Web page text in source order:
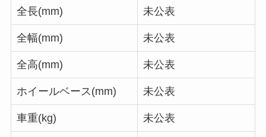
全長(mm) 未公表
全幅(mm) 未公表
全高(mm) 未公表
ホイールベース(mm) 未公表
車重(kg) 未公表